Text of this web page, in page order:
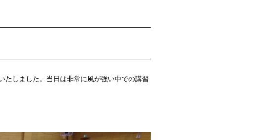
たしました。当日は非常に風が強い中での講習